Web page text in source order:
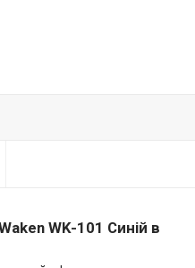
WK-101 Синій в